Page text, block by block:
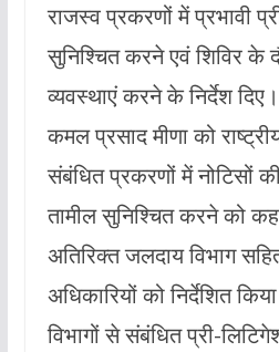
राजस्व प्रकरणों में प्रभावी
सुनिश्चित करने एवं शिविर के
व्यवस्थाएं करने के निर्देश
कमल प्रसाद मीणा को
संबंधित प्रकरणों में नोटिसों
तामील सुनिश्चित करने को
अतिरिक्त जलदाय विभाग
अधिकारियों को निर्देशित
विभागों से संबंधित प्री-